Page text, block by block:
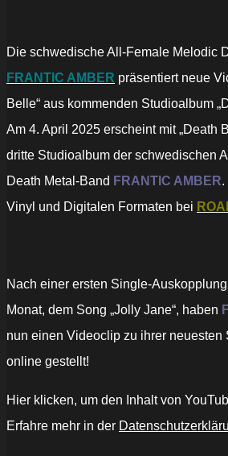
Die schwedische All-Female Melodic
FRANTIC AMBER präsentiert neue
Belle“ aus kommenden Studioalbum
Am 4. April 2025 erscheint mit „Death
dritte Studioalbum der schwedischen
Death Metal-Band FRANTIC AMBER.
Vinyl und Digitalen Formaten bei
Nach einer ersten Single-
Monat, dem Song „Jolly Jane“, haben
nun einen Videoclip zu ihrer neuesten
online gestellt!
„FRANTIC
AMBER
"Hell's
Hier klicken, um den Inhalt von
Erfahre mehr in der